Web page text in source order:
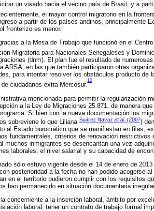
un visado hacia el vecino país de Brasil, y a
el mayor control migratorio en la
a partir de los países andinos, principalmente
fronterizo es menor.
a la Mesa de Trabajo que funcionó en el
Migratoria para Nacionales Senegaleses y
(dnm). El plan fue el resultado de
ARSA, en las que también participaron otras
para intentar resolver los obstáculos producto de
ciudadanos extra-Mercosur.
10
mencionada para permitir la regularización
a la Ley de Migraciones 25.871, de manera
Si bien con la nueva documentación los
sobreviene lo que Liliana Suárez Navaz et al. (2007)
al Estado burocrático que se manifiestan en filas,
fundamentales, criterios de renovación restrictivos
muchos inmigrantes se desencantan una vez
laborales, el nivel salarial y su capacidad de
sólo estuvo vigente desde el 14 de enero de
posterioridad a la fecha no han podido acogerse
en el territorio pudieron cumplir con los requisitos
han permanecido en situación documentaria
concerniente a la inserción laboral, ámbito por
laboral, tener un contrato de trabajo formal